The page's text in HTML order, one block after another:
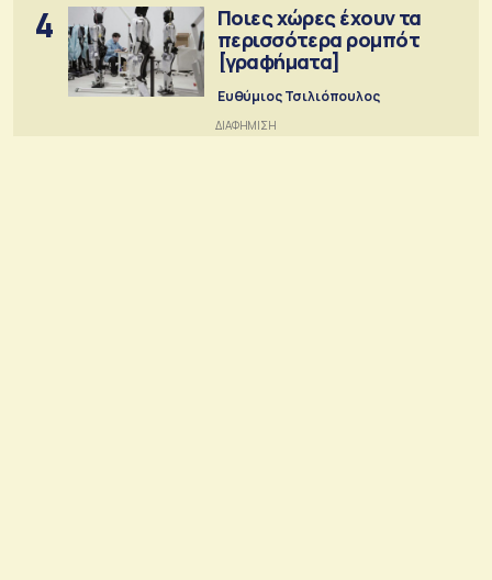
4
Ποιες χώρες έχουν τα
περισσότερα ρομπότ
[γραφήματα]
Ευθύμιος Τσιλιόπουλος